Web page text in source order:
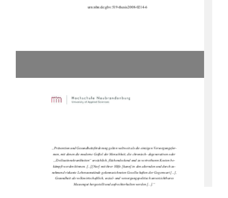
  urn:nbn:de:gbv:519-thesis2008-0214-6
„Prävention und Gesundheitsförderung gelten weltweit als die einzigen Versorgungsfor-
men, mit denen die moderne Geißel der Menschheit, die chronisch- degenerativen oder
„Zivilisationskrankheiten“ ursächlich, flächendeckend und zu vertretbaren Kosten be-
kämpft werden können. [...][Nur] mit ihrer Hilfe [kann] in den alternden und durch zu-
nehmend riskante Lebensumstände gekennzeichneten Gesellschaften der Gegenwart [...],
Gesundheit als volkswirtschaftlich, sozial- und versorgungspolitisch unverzichtbares
Massengut hergestellt und aufrechterhalten werden [...].“